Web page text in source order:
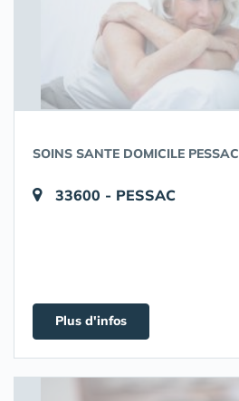
SOINS SANTE DOMICILE PESSAC
33600 - PESSAC
Plus d'infos